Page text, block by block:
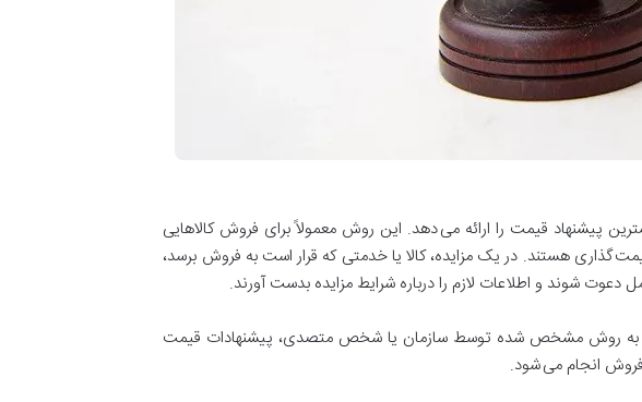
پیشنهاد قیمت را ارائه می دهد. این روش معمولاً برای فروش کالاهایی
گذاری هستند. در یک مزایده، کالا یا خدمتی که قرار است به فروش برسد،
دعوت شوند و اطلاعات لازم را درباره شرایط مزایده بدست آورند.
به روش مشخص شده توسط سازمان یا شخص متصدی، پیشنهادات قیمت
فروش انجام می شود.